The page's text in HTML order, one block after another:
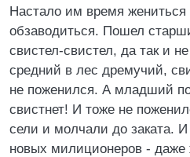
Hастало им время
обзаводиться. Пошел
свистел-свистел, да так и
средний в лес дремучий,
не поженился. А младший
свистнет! И тоже не
сели и молчали до заката. И
новых милиционеров - даже